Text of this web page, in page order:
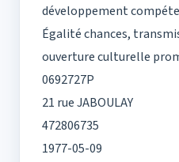
développement
Égalité chances,
ouverture culturelle
0692727P
21 rue JABOULAY
472806735
1977-05-09